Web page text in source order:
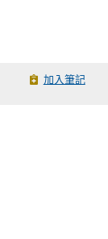
加入筆記